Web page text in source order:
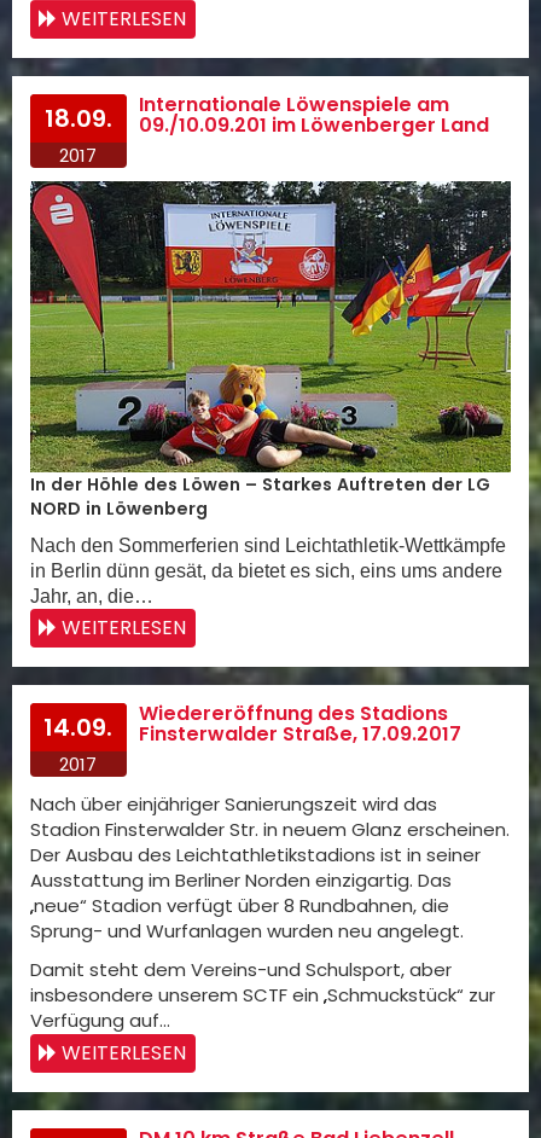
WEITERLESEN
18.09.
2017
Internationale Löwenspiele am
09./10.09.201 im Löwenberger Land
In der Höhle des Löwen – Starkes Auftreten der LG
NORD in Löwenberg
Nach den Sommerferien sind Leichtathletik-Wettkämpfe
in Berlin dünn gesät, da bietet es sich, eins ums andere
Jahr, an, die…
WEITERLESEN
14.09.
2017
Wiedereröffnung des Stadions
Finsterwalder Straße, 17.09.2017
Nach über einjähriger Sanierungszeit wird das
Stadion Finsterwalder Str. in neuem Glanz erscheinen.
Der Ausbau des Leichtathletikstadions ist in seiner
Ausstattung im Berliner Norden einzigartig. Das
„neue“ Stadion verfügt über 8 Rundbahnen, die
Sprung- und Wurfanlagen wurden neu angelegt.
Damit steht dem Vereins-und Schulsport, aber
insbesondere unserem SCTF ein „Schmuckstück“ zur
Verfügung auf…
WEITERLESEN